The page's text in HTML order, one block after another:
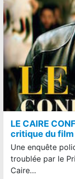
LE CAIRE
critique du film
Une enquête
troublée par le
Caire…